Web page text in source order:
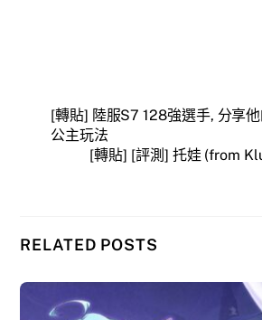
[轉貼] 陸服S7 128強選手, 分享
公主玩法
[轉貼] [評測] 托娃 (from
RELATED POSTS